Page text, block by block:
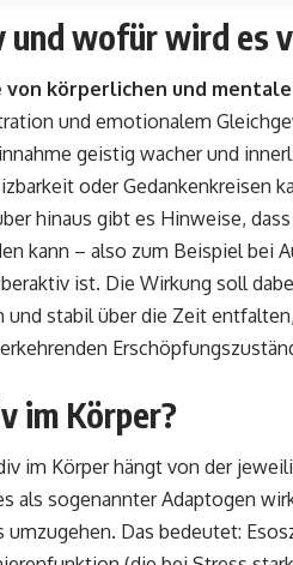
wofür wird es
körperlichen und
und emotionalem
geistig wacher und
oder Gedankenkreisen
hinaus gibt es Hinweise,
kann – also zum Beispiel bei
ist. Die Wirkung soll
und stabil über die Zeit
im Körper?
im Körper hängt von der
als sogenannter Adaptogen
Das bedeutet: